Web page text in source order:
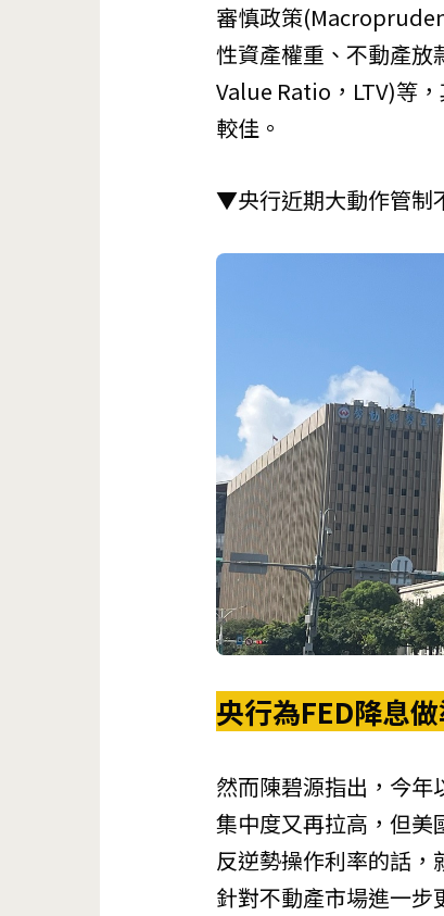
審慎政策
性資產權重、不動產
Value Ratio，LTV)等
較佳。
▼央行近期大動作管制
央行為FED降息
然而陳碧源指出，今
集中度又再拉高，但美
反逆勢操作利率的話
針對不動產市場進一步